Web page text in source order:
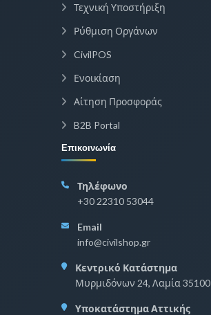
Τεχνική Υποστήριξη
Ρύθμιση Οργάνων
CivilPOS
Ενοικίαση
Αίτηση Προσφοράς
B2B Portal
Επικοινωνία
Τηλέφωνο
+30 22310 53044
Email
info@civilshop.gr
Κεντρικό Κατάστημα
Μυρμιδόνων 24, Λαμία 35100
Υποκατάστημα Αττικής